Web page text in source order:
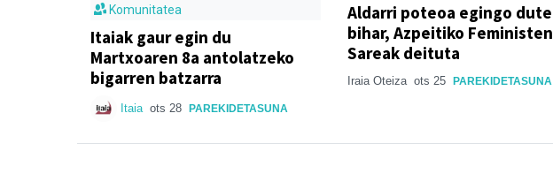
Komunitatea
Itaiak gaur egin du
Martxoaren 8a antolatzeko
bigarren batzarra
Itaia ots 28 PAREKIDETASUNA
Aldarri poteoa egingo dute
bihar, Azpeitiko Feministen
Sareak deituta
Iraia Oteiza ots 25 PAREKIDETASUNA